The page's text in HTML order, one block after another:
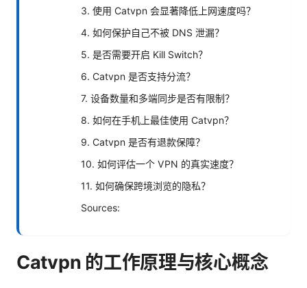
3. 使用 Catvpn 会显著降低上网速度吗？
4. 如何保护自己不被 DNS 泄漏？
5. 是否需要开启 Kill Switch？
6. Catvpn 是否支持分流？
7. 设备数量和多端同步是否有限制？
8. 如何在手机上最佳使用 Catvpn？
9. Catvpn 是否有退款保障？
10. 如何评估一个 VPN 的真实速度？
11. 如何确保跨境浏览的隐私？
Sources:
Catvpn 的工作原理与核心概念